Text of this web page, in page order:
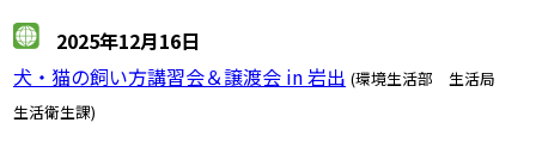
2025年12月16日
犬・猫の飼い方講習会＆譲渡会 in 岩出 (環境生活部 生活局
生活衛生課)